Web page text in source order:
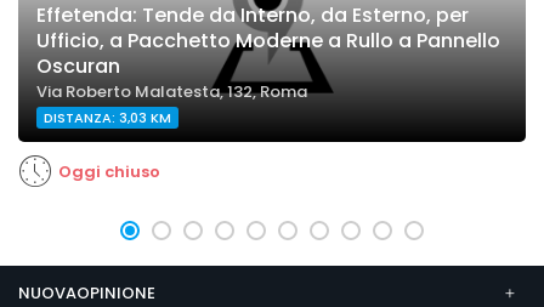
Effetenda: Tende da Interno, da Esterno, per
Ufficio, a Pacchetto Moderne a Rullo a Pannello
Oscuran
Via Roberto Malatesta, 132, Roma
DISTANZA: 3,03 KM
Oggi chiuso
NUOVAOPINIONE